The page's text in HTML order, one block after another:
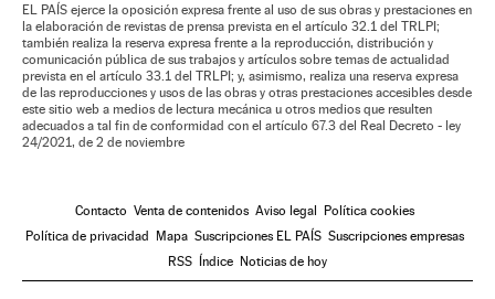
EL PAÍS ejerce la oposición expresa frente al uso de sus obras y prestaciones en
la elaboración de revistas de prensa prevista en el artículo 32.1 del TRLPI;
también realiza la reserva expresa frente a la reproducción, distribución y
comunicación pública de sus trabajos y artículos sobre temas de actualidad
prevista en el artículo 33.1 del TRLPI; y, asimismo, realiza una reserva expresa
de las reproducciones y usos de las obras y otras prestaciones accesibles desde
este sitio web a medios de lectura mecánica u otros medios que resulten
adecuados a tal fin de conformidad con el artículo 67.3 del Real Decreto - ley
24/2021, de 2 de noviembre
Contacto Venta de contenidos Aviso legal Política cookies
Política de privacidad Mapa Suscripciones EL PAÍS Suscripciones empresas
RSS Índice Noticias de hoy